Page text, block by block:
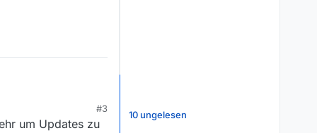
#3
um Updates zu
10 ungelesen